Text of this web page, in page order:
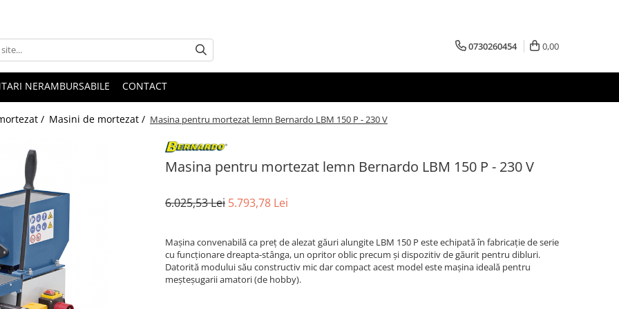
0730260454 0,00
NERAMBURSABILE CONTACT
/ Masini de mortezat / Masina pentru mortezat lemn Bernardo LBM 150 P - 230 V
Masina pentru mortezat lemn Bernardo LBM 150 P - 230 V
6.025,53 Lei 5.793,78 Lei
Maşina convenabilă ca preţ de alezat găuri alungite LBM 150 P este echipată în fabricaţie de serie
cu funcţionare dreapta-stânga, un opritor oblic precum şi dispozitiv de găurit pentru dibluri.
Datorită modului său constructiv mic dar compact acest model este maşina ideală pentru
meşteşugarii amatori (de hobby).